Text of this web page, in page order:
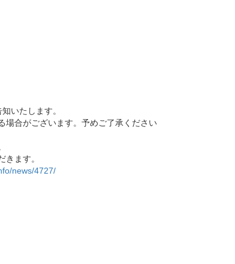
いたします。
場合がございます。予めご了承ください
ます。
news/4727/